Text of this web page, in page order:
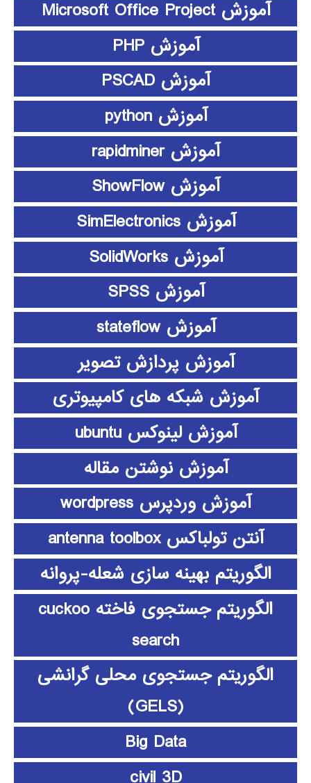
آموزش Microsoft Office Project
آموزش PHP
آموزش PSCAD
آموزش python
آموزش rapidminer
آموزش ShowFlow
آموزش SimElectronics
آموزش SolidWorks
آموزش SPSS
آموزش stateflow
آموزش پردازش تصویر
آموزش شبکه های کامپیوتری
آموزش لینوکس ubuntu
آموزش نوشتن مقاله
آموزش وردپرس wordpress
آنتن تولباکس antenna toolbox
الگوریتم بهینه سازی شعله-پروانه
الگوریتم جستجوی فاخته cuckoo
search
الگوریتم جستجوی محلی گرانشی
(GELS)
Big Data
civil 3D